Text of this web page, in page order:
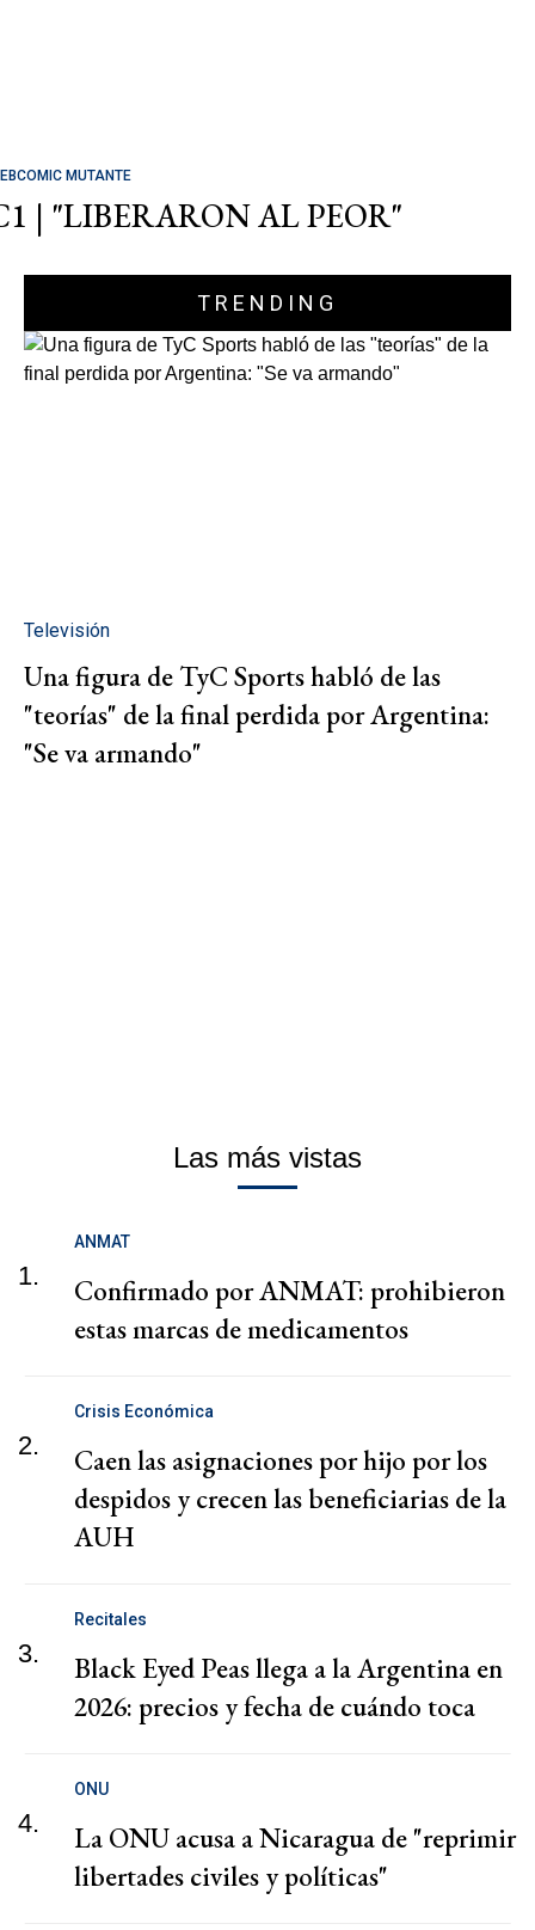
MUTANTE
| "LIBERARON AL PEOR"
TRENDING
Televisión
Una figura de TyC Sports habló de las
"teorías" de la final perdida por Argentina:
"Se va armando"
Las más vistas
1.
ANMAT
Confirmado por ANMAT: prohibieron
estas marcas de medicamentos
2.
Crisis Económica
Caen las asignaciones por hijo por los
despidos y crecen las beneficiarias de la
AUH
3.
Recitales
Black Eyed Peas llega a la Argentina en
2026: precios y fecha de cuándo toca
4.
ONU
La ONU acusa a Nicaragua de "reprimir
libertades civiles y políticas"